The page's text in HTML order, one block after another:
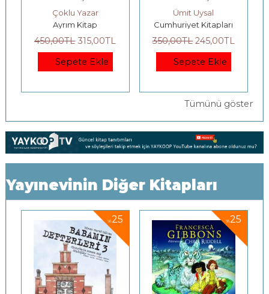
Çoklu Yazar
Ayrım Kitap
450,00TL 315,00TL
Sepete Ekle
Ümit Uysal
Cumhuriyet Kitapları
350,00TL 245,00TL
Sepete Ekle
Tümünü göster
Yayınevinin Diğer Kitapları
%25 %25